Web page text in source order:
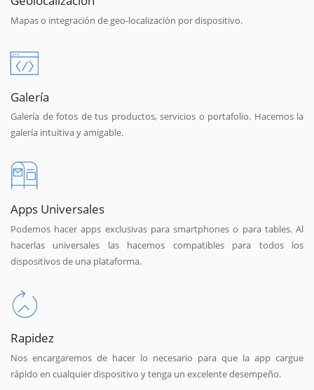
Mapas o integración de geo-localización por dispositivo.
Galería
Galería de fotos de tus productos, servicios o portafolio. Hacemos la
galería intuitiva y amigable.
Apps Universales
Podemos hacer apps exclusivas para smartphones o para tables. Al
hacerlas universales las hacemos compatibles para todos los
dispositivos de una plataforma.
Rapidez
Nos encargaremos de hacer lo necesario para que la app cargue
rápido en cualquier dispositivo y tenga un excelente desempeño.